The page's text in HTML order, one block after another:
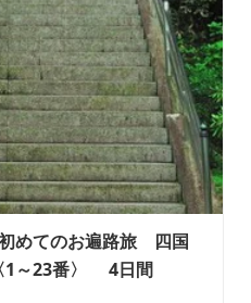
めてのお遍路旅 四国
1～23番〉 4日間